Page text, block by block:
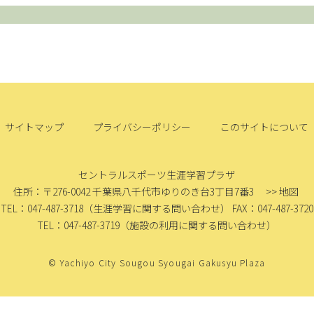
サイトマップ プライバシーポリシー このサイトについて
セントラルスポーツ生涯学習プラザ
住所：〒276-0042千葉県八千代市ゆりのき台3丁目7番3
>> 地図
TEL：047-487-3718（生涯学習に関する問い合わせ） FAX：047-487-3720
TEL：047-487-3719 （施設の利用に関する問い合わせ）
© Yachiyo City Sougou Syougai Gakusyu Plaza